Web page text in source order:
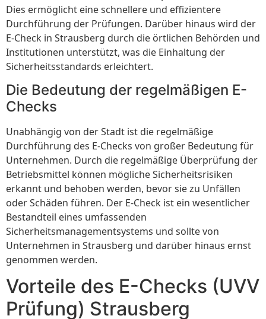
Dies ermöglicht eine schnellere und effizientere
Durchführung der Prüfungen. Darüber hinaus wird der
E-Check in Strausberg durch die örtlichen Behörden und
Institutionen unterstützt, was die Einhaltung der
Sicherheitsstandards erleichtert.
Die Bedeutung der regelmäßigen E-
Checks
Unabhängig von der Stadt ist die regelmäßige
Durchführung des E-Checks von großer Bedeutung für
Unternehmen. Durch die regelmäßige Überprüfung der
Betriebsmittel können mögliche Sicherheitsrisiken
erkannt und behoben werden, bevor sie zu Unfällen
oder Schäden führen. Der E-Check ist ein wesentlicher
Bestandteil eines umfassenden
Sicherheitsmanagementsystems und sollte von
Unternehmen in Strausberg und darüber hinaus ernst
genommen werden.
Vorteile des E-Checks (UVV
Prüfung) Strausberg